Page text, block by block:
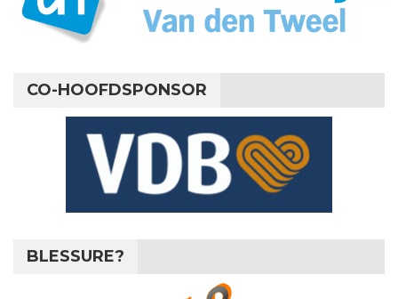
CO-HOOFDSPONSOR
BLESSURE?